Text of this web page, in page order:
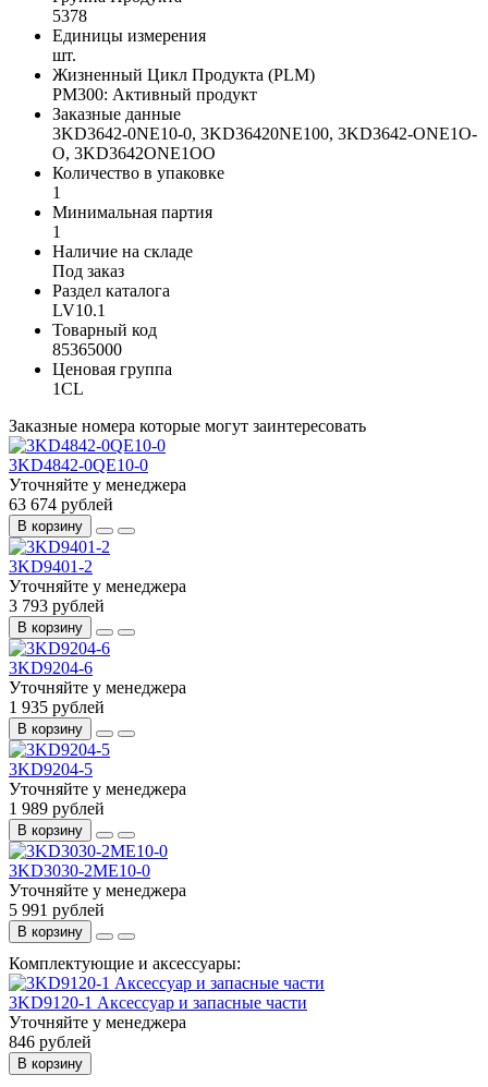
5378
Единицы измерения
шт.
Жизненный Цикл Продукта (PLM)
PM300: Активный продукт
Заказные данные
3KD3642-0NE10-0, 3KD36420NE100, 3KD3642-ONE1O-
O, 3KD3642ONE1OO
Количество в упаковке
1
Минимальная партия
1
Наличие на складе
Под заказ
Раздел каталога
LV10.1
Товарный код
85365000
Ценовая группа
1CL
Заказные номера которые могут заинтересовать
3KD4842-0QE10-0
Уточняйте у менеджера
63 674 рублей
В корзину
3KD9401-2
Уточняйте у менеджера
3 793 рублей
В корзину
3KD9204-6
Уточняйте у менеджера
1 935 рублей
В корзину
3KD9204-5
Уточняйте у менеджера
1 989 рублей
В корзину
3KD3030-2ME10-0
Уточняйте у менеджера
5 991 рублей
В корзину
Комплектующие и аксессуары:
3KD9120-1 Аксессуар и запасные части
Уточняйте у менеджера
846 рублей
В корзину